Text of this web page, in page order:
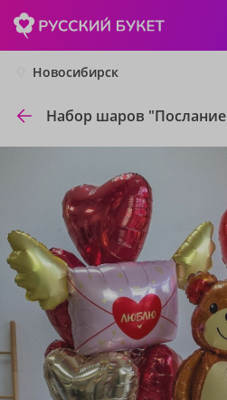
Новосибирск
Набор шаров